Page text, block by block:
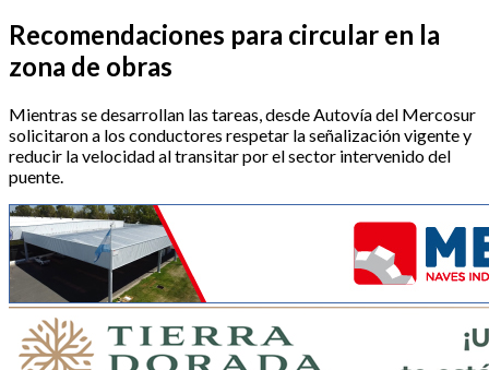
Recomendaciones para circular en la
zona de obras
Mientras se desarrollan las tareas, desde Autovía del Mercosur
solicitaron a los conductores respetar la señalización vigente y
reducir la velocidad al transitar por el sector intervenido del
puente.